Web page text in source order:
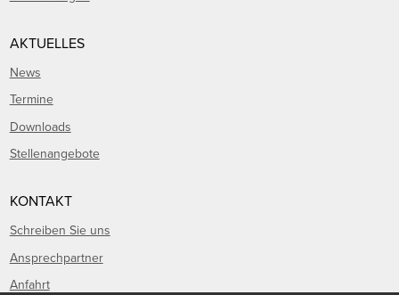
AKTUELLES
News
Termine
Downloads
Stellenangebote
KONTAKT
Schreiben Sie uns
Ansprechpartner
Anfahrt